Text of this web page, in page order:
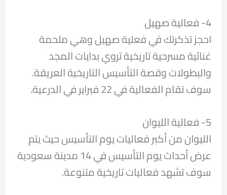
4- فعالية صهيل
احجز تذكرتك في فعلية صهيل وهي ملحمة
غنائية مسرحية تاريخية تروي بدايات المجد
والبطولات وقصة التأسيس التاريخية العريقة.
سوف تقام الفعالية في 22 فبراير في الدرعية.
5- فعالية الليوان
الليوان من أكبر فعاليات يوم التأسيس حيث يتم
عرض أحداث يوم التأسيس في 14 مدينة سعودية
سوف تشهد فعاليات تاريخية متنوعة.